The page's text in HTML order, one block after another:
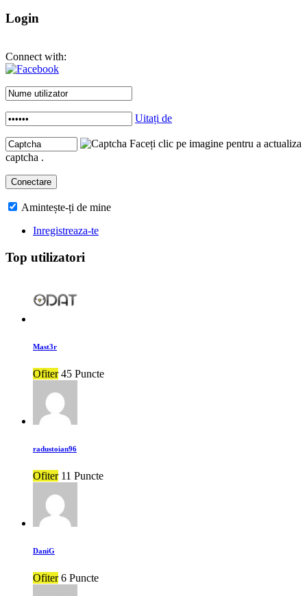
Login
Connect with:
Uitați de
Faceți clic pe imagine pentru a actualiza
captcha .
Amintește-ți de mine
Inregistreaza-te
Top utilizatori
Mast3r
Ofiter 45 Puncte
radustoian96
Ofiter 11 Puncte
DaniG
Ofiter 6 Puncte